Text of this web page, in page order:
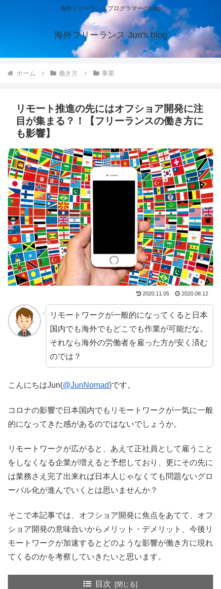
海外フリーランスプログラマーのblog
海外フリーランス Jun's blog
ホーム 働き方 事業
リモート推進の先にはオフショア開発に注
目が集まる？！【フリーランスの働き方に
も影響】
2020.11.05 2020.08.12
リモートワークが一般的になってくると日本
国内でも海外でもどこでも作業が可能だな。
それなら海外の労働者を雇った方が安く済む
のでは？
こんにちはJun(@JunNomad)です。
コロナの影響で日本国内でもリモートワークが一気に一般
的になってきた感があるのではないでしょうか。
リモートワークが広がると、あえて正社員として雇うこと
をしなくなる企業が増えると予想しており、更にその先に
は業務さえ完了出来れば日本人じゃなくても問題ないグロ
ーバル化が進んでいくとは思いませんか？
そこで本記事では、オフショア開発に焦点をあてて、オフ
ショア開発の意味合いからメリット・デメリット、今後リ
モートワークが加速するとどのような影響が働き方に現れ
てくるのかを考察していきたいと思います。
目次